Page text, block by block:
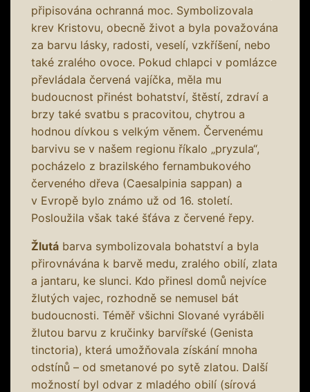
připisována ochranná moc. Symbolizovala
krev Kristovu, obecně život a byla považována
za barvu lásky, radosti, veselí, vzkříšení, nebo
také zralého ovoce. Pokud chlapci v pomlázce
převládala červená vajíčka, měla mu
budoucnost přinést bohatství, štěstí, zdraví a
brzy také svatbu s pracovitou, chytrou a
hodnou dívkou s velkým věnem. Červenému
barvivu se v našem regionu říkalo „pryzula“,
pocházelo z brazilského fernambukového
červeného dřeva (Caesalpinia sappan) a
v Evropě bylo známo už od 16. století.
Posloužila však také šťáva z červené řepy.
Žlutá barva symbolizovala bohatství a byla
přirovnávána k barvě medu, zralého obilí, zlata
a jantaru, ke slunci. Kdo přinesl domů nejvíce
žlutých vajec, rozhodně se nemusel bát
budoucnosti. Téměř všichni Slované vyráběli
žlutou barvu z kručinky barvířské (Genista
tinctoria), která umožňovala získání mnoha
odstínů – od smetanové po sytě zlatou. Další
možností byl odvar z mladého obilí (sírová